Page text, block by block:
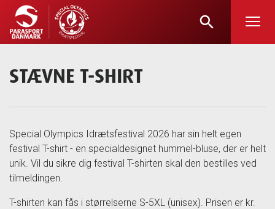
Skip
to
content
search
STÆVNE T-SHIRT
Special Olympics Idrætsfestival 2026 har sin helt egen
festival T-shirt - en specialdesignet hummel-bluse, der er helt
unik. Vil du sikre dig festival T-shirten skal den bestilles ved
tilmeldingen.
T-shirten kan fås i størrelserne S-5XL (unisex). Prisen er kr.